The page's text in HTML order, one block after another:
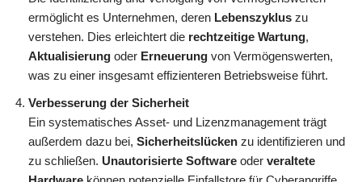
ermöglicht es Unternehmen, deren Lebenszyklus zu
verstehen. Dies erleichtert die rechtzeitige Wartung,
Aktualisierung oder Erneuerung von Vermögenswerten,
was zu einer insgesamt effizienteren Betriebsweise führt.
Verbesserung der Sicherheit
Ein systematisches Asset- und Lizenzmanagement trägt
außerdem dazu bei, Sicherheitslücken zu identifizieren und
zu schließen. Unautorisierte Software oder veraltete